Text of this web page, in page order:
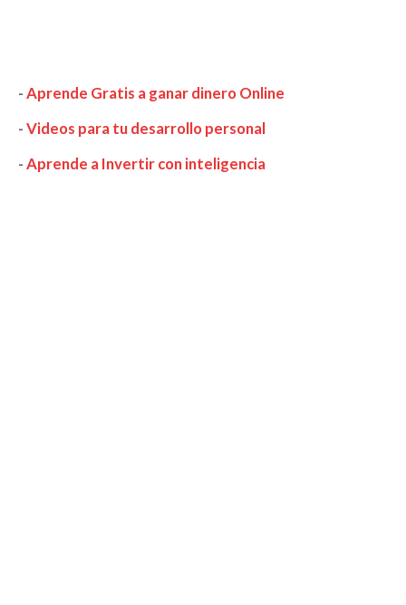
-Aprende Gratis a ganar dinero Online
-Videos para tu desarrollo personal
-Aprende a Invertir con inteligencia